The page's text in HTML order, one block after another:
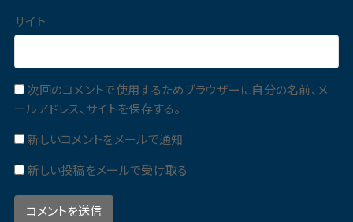
サイト
次回のコメントで使用するためブラウザーに自分の名前、メ
ールアドレス、サイトを保存する。
新しいコメントをメールで通知
新しい投稿をメールで受け取る